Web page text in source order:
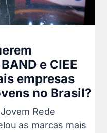
e CIEE
empresas
no Brasil?
Rede
as marcas mais